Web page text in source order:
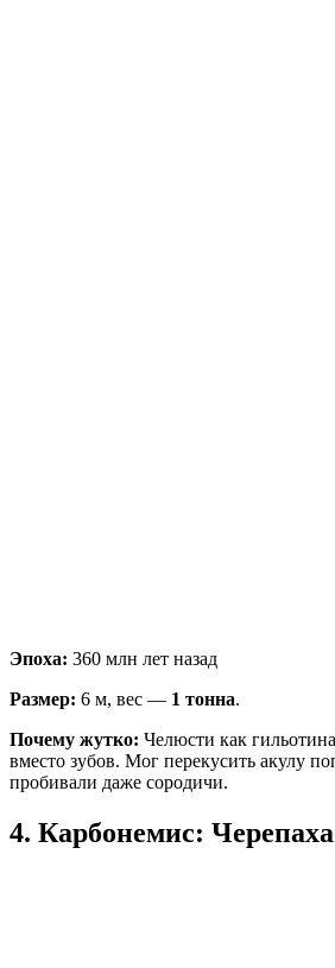
Эпоха: 360 млн лет назад
Размер: 6 м, вес — 1 тонна.
Почему жутко: Челюсти как
вместо зубов. Мог перекусить акулу
пробивали даже сородичи.
4. Карбонемис: